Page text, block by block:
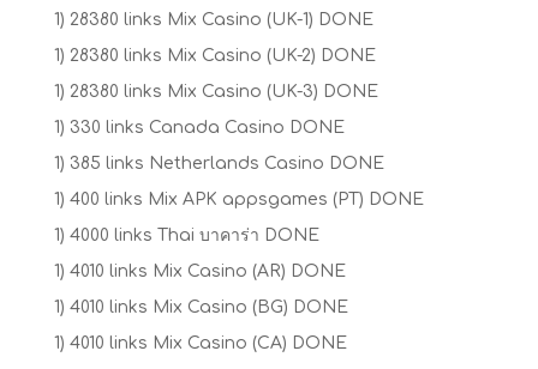
1) 28380 links Mix Casino (UK-1) DONE
1) 28380 links Mix Casino (UK-2) DONE
1) 28380 links Mix Casino (UK-3) DONE
1) 330 links Canada Casino DONE
1) 385 links Netherlands Casino DONE
1) 400 links Mix APK appsgames (PT) DONE
1) 4000 links Thai บาคาร่า DONE
1) 4010 links Mix Casino (AR) DONE
1) 4010 links Mix Casino (BG) DONE
1) 4010 links Mix Casino (CA) DONE